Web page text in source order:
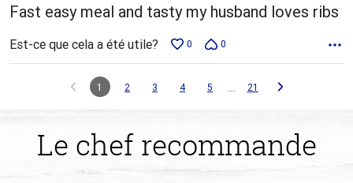
Fast easy meal and tasty my husband loves ribs
Est-ce que cela a été utile? 0 0
1 2 3 4 5 … 21
Le chef recommande